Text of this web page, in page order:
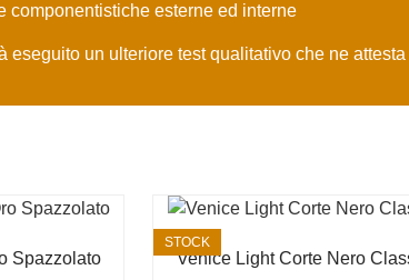
componentistiche esterne ed interne
eseguito un ulteriore test qualitativo che ne
Spazzolato Venice Light Corte Nero
STOCK